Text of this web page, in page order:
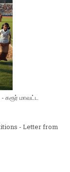
- கரூர் மாவட்ட
- Letter from